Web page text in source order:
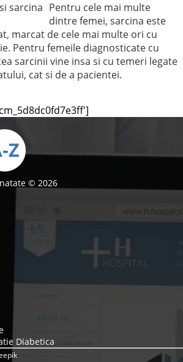
Pentru cele mai multe
dintre femei, sarcina este
marcat de cele mai multe ori cu
Pentru femeile diagnosticate cu
sarcinii vine insa si cu temeri legate
cat si de a pacientei.
© 2026
Diabetica